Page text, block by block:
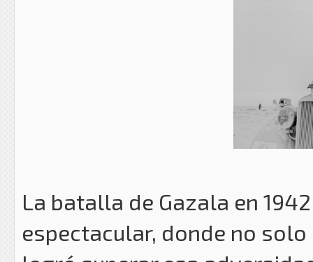
La batalla de Gazala en
espectacular, donde no